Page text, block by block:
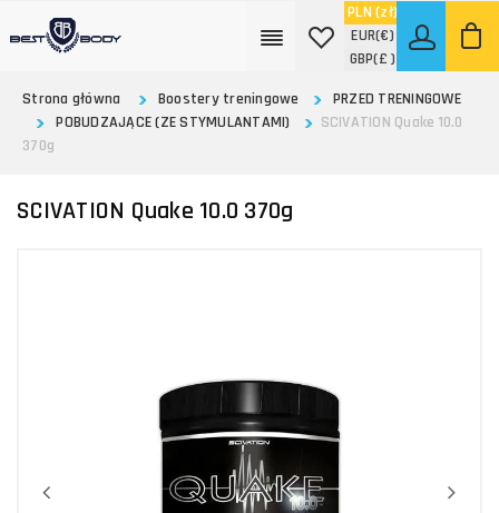
PLN (zł)
EUR(€)
GBP(£ )
Strona główna
Boostery treningowe
PRZED TRENINGOWE
POBUDZAJĄCE (ZE STYMULANTAMI)
SCIVATION Quake 10.0
370g
SCIVATION Quake 10.0 370g